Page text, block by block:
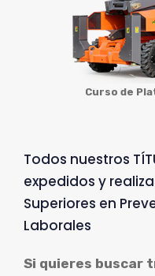
Curso de
Todos nuestros
expedidos y
Superiores en
Laborales
Si quieres buscar